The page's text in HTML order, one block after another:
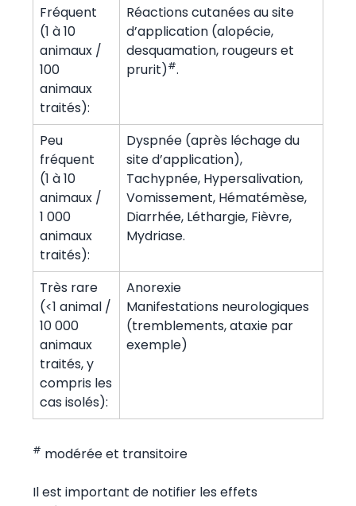
Fréquent
(1 à 10
animaux /
100
animaux
traités):
Réactions cutanées au site
d’application (alopécie,
desquamation, rougeurs et
prurit)#.
Peu
fréquent
(1 à 10
animaux /
1 000
animaux
traités):
Dyspnée (après léchage du
site d’application),
Tachypnée, Hypersalivation,
Vomissement, Hématémèse,
Diarrhée, Léthargie, Fièvre,
Mydriase.
Très rare
(<1 animal /
10 000
animaux
traités, y
compris les
cas isolés):
Anorexie
Manifestations neurologiques
(tremblements, ataxie par
exemple)
# modérée et transitoire
Il est important de notifier les effets